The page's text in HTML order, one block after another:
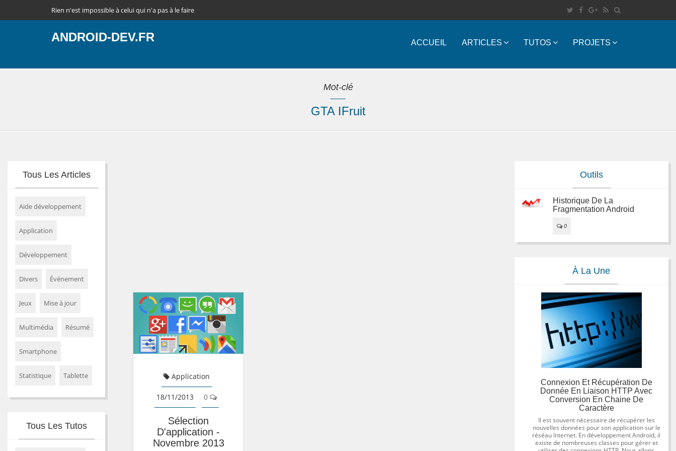
Rien n'est impossible à celui qui n'a pas à le faire
ANDROID-DEV.FR ACCUEIL ARTICLES TUTOS PROJETS
Mot-clé
GTA IFruit
Tous Les Articles
Aide développement
Application
Développement
Divers Événement
Jeux Mise à jour
Multimédia Résumé
Smartphone
Statistique Tablette
Tous Les Tutos
Application
18/11/2013 0
Sélection
D'application -
Novembre 2013
Outils
Historique De La
Fragmentation Android
0
À La Une
Connexion Et Récupération De
Donnée En Liaison HTTP Avec
Conversion En Chaine De
Caractère
Il est souvent nécessaire de récupérer les
nouvelles données pour son application sur le
réséau Internet. En développement Android, il
existe de nombreuses classes pour gérer et